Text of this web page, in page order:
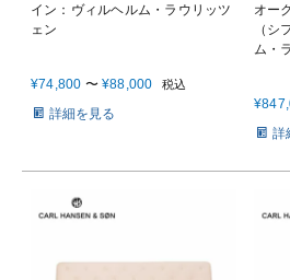
イン：ヴィルヘルム・ラウリッツ
ェン
¥74,800 〜 ¥88,000 税込
詳細を見る
オー
（シ
ム・
¥
詳